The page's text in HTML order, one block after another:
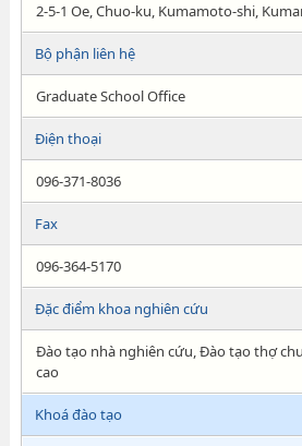
2-5-1 Oe, Chuo-ku, Kumamoto-shi,
Bộ phận liên hệ
Graduate School Office
Điện thoại
096-371-8036
Fax
096-364-5170
Đặc điểm khoa nghiên cứu
Đào tạo nhà nghiên cứu, Đào tạo thợ
cao
Khoá đào tạo